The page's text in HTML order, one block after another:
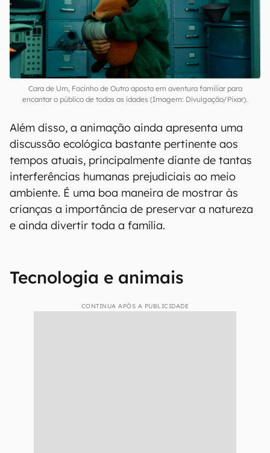
Cara de Um, Focinho de Outro aposta em aventura familiar para
encantar o público de todas as idades (Imagem: Divulgação/Pixar).
Além disso, a animação ainda apresenta uma
discussão ecológica bastante pertinente aos
tempos atuais, principalmente diante de tantas
interferências humanas prejudiciais ao meio
ambiente. É uma boa maneira de mostrar às
crianças a importância de preservar a natureza
e ainda divertir toda a família.
Tecnologia e animais
CONTINUA APÓS A PUBLICIDADE